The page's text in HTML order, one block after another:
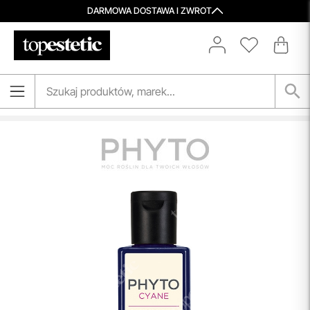
DARMOWA DOSTAWA I ZWROT
Aktualizacja Regulaminów
Korzystanie ze Sklepu Internetowego lub Konta po tym
Porady Kosmetologów
Nowa jakość pielęgnacji z Topestetic! Skorzystaj z
pomoże Ci dobrać idealne produkty do potrzeb Twojej
skóry. Zaufaj naszym specjalistom i zadbaj o swoją cerę jak
Spersonalizowane Próbki
Do wielu zamówień dołączamy starannie dobrane próbki
kosmetyków, dopasowane do indywidualnych potrzeb